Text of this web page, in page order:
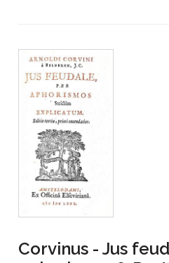
Corvinus - Jus